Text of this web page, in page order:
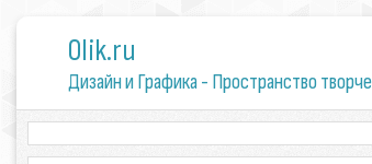
0lik.ru
Дизайн и Графика - Пространство